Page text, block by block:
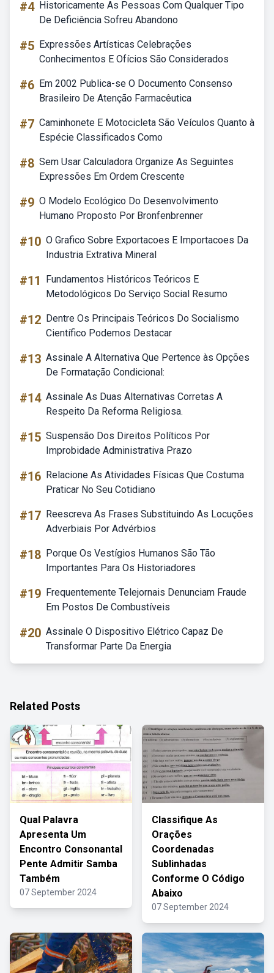
#4 Historicamente As Pessoas Com Qualquer Tipo
De Deficiência Sofreu Abandono
#5 Expressões Artísticas Celebrações
Conhecimentos E Ofícios São Considerados
#6 Em 2002 Publica-se O Documento Consenso
Brasileiro De Atenção Farmacêutica
#7 Caminhonete E Motocicleta São Veículos Quanto à
Espécie Classificados Como
#8 Sem Usar Calculadora Organize As Seguintes
Expressões Em Ordem Crescente
#9 O Modelo Ecológico Do Desenvolvimento
Humano Proposto Por Bronfenbrenner
#10 O Grafico Sobre Exportacoes E Importacoes Da
Industria Extrativa Mineral
#11
Fundamentos Históricos Teóricos E
Metodológicos Do Serviço Social Resumo
#12 Dentre Os Principais Teóricos Do Socialismo
Científico Podemos Destacar
#13 Assinale A Alternativa Que Pertence às Opções
De Formatação Condicional:
#14 Assinale As Duas Alternativas Corretas A
Respeito Da Reforma Religiosa.
#15 Suspensão Dos Direitos Políticos Por
Improbidade Administrativa Prazo
#16 Relacione As Atividades Físicas Que Costuma
Praticar No Seu Cotidiano
#17 Reescreva As Frases Substituindo As Locuções
Adverbiais Por Advérbios
#18 Porque Os Vestígios Humanos São Tão
Importantes Para Os Historiadores
#19 Frequentemente Telejornais Denunciam Fraude
Em Postos De Combustíveis
#20 Assinale O Dispositivo Elétrico Capaz De
Transformar Parte Da Energia
Related Posts
Qual Palavra
Apresenta Um
Encontro Consonantal
Pente Admitir Samba
Também
07 September 2024
Classifique As
Orações
Coordenadas
Sublinhadas
Conforme O Código
Abaixo
07 September 2024